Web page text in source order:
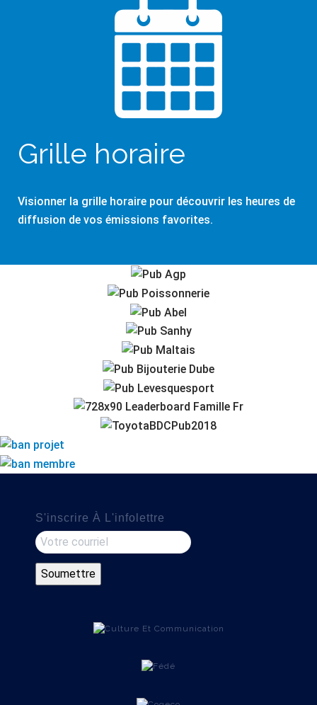
Grille horaire
Visionner la grille horaire pour découvrir les heures de
diffusion de vos émissions favorites.
S'inscrire À L'infolettre